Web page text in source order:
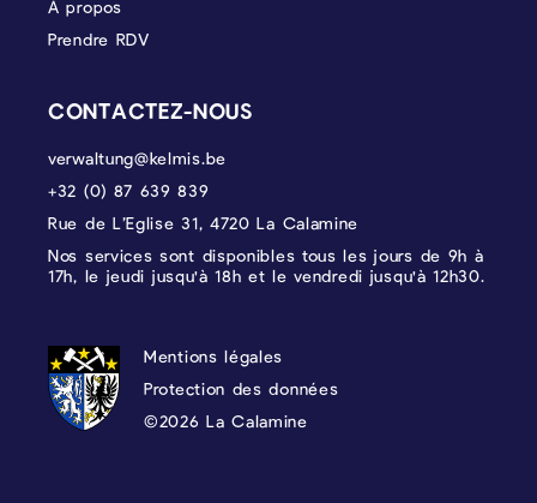
À propos
Prendre RDV
CONTACTEZ-NOUS
verwaltung@kelmis.be
+32 (0) 87 639 839
Rue de L’Eglise 31, 4720 La Calamine
Nos services sont disponibles tous les jours de 9h à
17h, le jeudi jusqu'à 18h et le vendredi jusqu'à 12h30.
PROTECTION DES DONNÉES, MENTIONS
Mentions légales
Protection des données
©2026 La Calamine